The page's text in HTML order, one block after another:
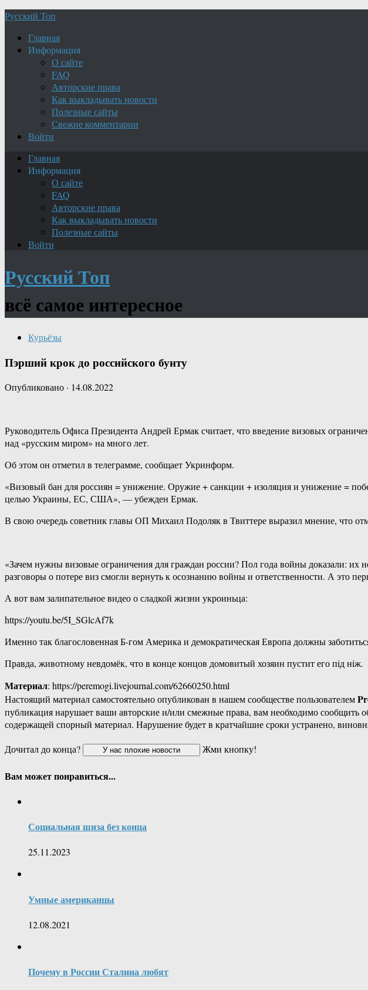
Русский Топ
Главная
Информация
О сайте
FAQ
Авторские права
Как выкладывать новости
Полезные сайты
Свежие комментарии
Войти
Главная
Информация
О сайте
FAQ
Авторские права
Как выкладывать новости
Полезные сайты
Войти
Русский Топ
всё самое интересное
Курьёзы
Пэрший крок до российского бунту
Опубликовано · 14.08.2022
Руководитель Офиса Президента Андрей Ермак считает, что введение визовых
над «русским миром» на много лет.
Об этом он отметил в телеграмме, сообщает Укринформ.
«Визовый бан для россиян = унижение. Оружие + санкции + изоляция и унижение =
целью Украины, ЕС, США», — убежден Ермак.
В свою очередь советник главы ОП Михаил Подоляк в Твиттере выразил мнение, что
«Зачем нужны визовые ограничения для граждан россии? Пол года войны доказали:
разговоры о потере виз смогли вернуть к осознанию войны и ответственности. А это
А вот вам залипательное видео о сладкой жизни укроиньца:
https://youtu.be/5I_SGlcAf7k
Именно так благословенная Б-гом Америка и демократическая Европа должны
Правда, животному невдомёк, что в конце концов домовитый хозяин пустит его пiд нiж.
Материал: https://peremogi.livejournal.com/62660250.html
Настоящий материал самостоятельно опубликован в нашем сообществе пользователем
публикация нарушает ваши авторские и/или смежные права, вам необходимо сообщить
содержащей спорный материал. Нарушение будет в кратчайшие сроки устранено,
Дочитал до конца?
Жми кнопку!
Вам может понравиться...
Социальная шиза без конца
25.11.2023
Умные американцы
12.08.2021
Почему в России Сталина любят